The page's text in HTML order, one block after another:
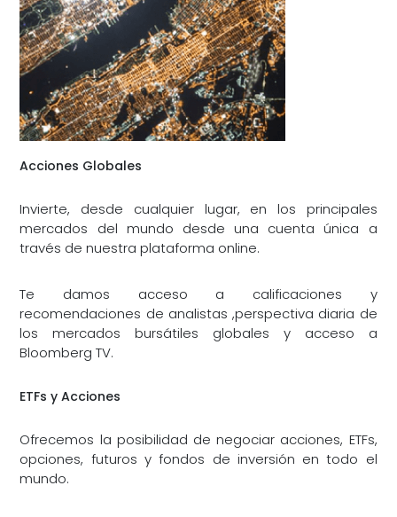
Acciones Globales
Invierte, desde cualquier lugar, en los principales
mercados del mundo desde una cuenta única a
través de nuestra plataforma online.
Te damos acceso a calificaciones y
recomendaciones de analistas ,perspectiva diaria de
los mercados bursátiles globales y acceso a
Bloomberg TV.
ETFs y Acciones
Ofrecemos la posibilidad de negociar acciones, ETFs,
opciones, futuros y fondos de inversión en todo el
mundo.